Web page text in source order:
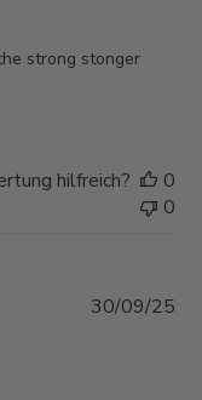
strong stonger
hilfreich?
0
0
30/09/25